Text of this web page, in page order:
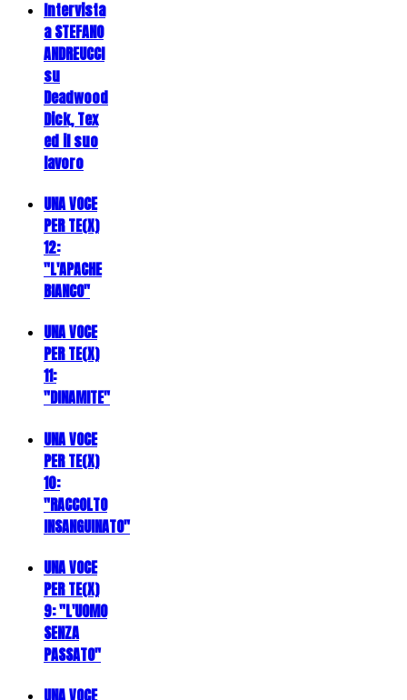
Intervista
a STEFANO
ANDREUCCI
su
Deadwood
Dick, Tex
ed il suo
lavoro
UNA VOCE
PER TE(X)
12:
"L'APACHE
BIANCO"
UNA VOCE
PER TE(X)
11:
"DINAMITE"
UNA VOCE
PER TE(X)
10:
"RACCOLTO
INSANGUINATO"
UNA VOCE
PER TE(X)
9: "L'UOMO
SENZA
PASSATO"
UNA VOCE